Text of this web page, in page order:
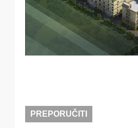
PREPORUČITI